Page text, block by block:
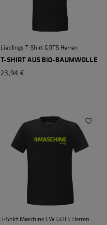
Lieblings T-Shirt GOTS Herren
T-SHIRT AUS BIO-BAUMWOLLE
23,94 €
T-Shirt Maschine CW GOTS Herren